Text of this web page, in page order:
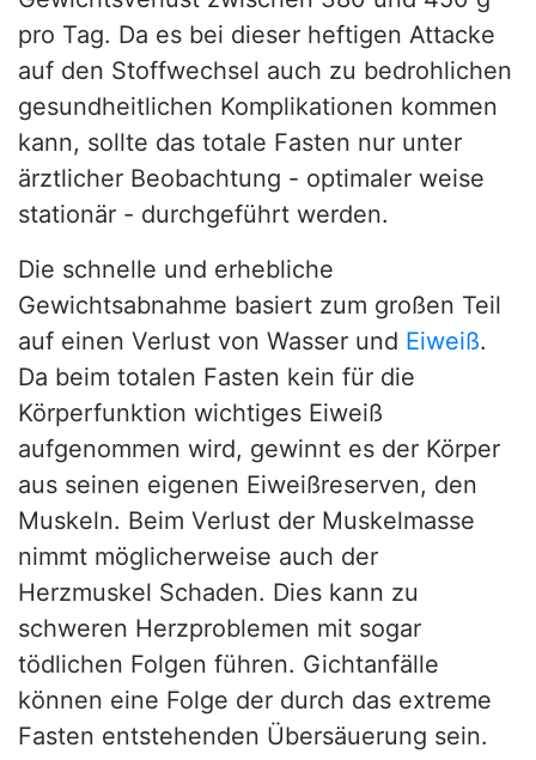
pro Tag. Da es bei dieser heftigen Attacke
auf den Stoffwechsel auch zu bedrohlichen
gesundheitlichen Komplikationen kommen
kann, sollte das totale Fasten nur unter
ärztlicher Beobachtung - optimaler weise
stationär - durchgeführt werden.
Die schnelle und erhebliche
Gewichtsabnahme basiert zum großen Teil
auf einen Verlust von Wasser und Eiweiß.
Da beim totalen Fasten kein für die
Körperfunktion wichtiges Eiweiß
aufgenommen wird, gewinnt es der Körper
aus seinen eigenen Eiweißreserven, den
Muskeln. Beim Verlust der Muskelmasse
nimmt möglicherweise auch der
Herzmuskel Schaden. Dies kann zu
schweren Herzproblemen mit sogar
tödlichen Folgen führen. Gichtanfälle
können eine Folge der durch das extreme
Fasten entstehenden Übersäuerung sein.